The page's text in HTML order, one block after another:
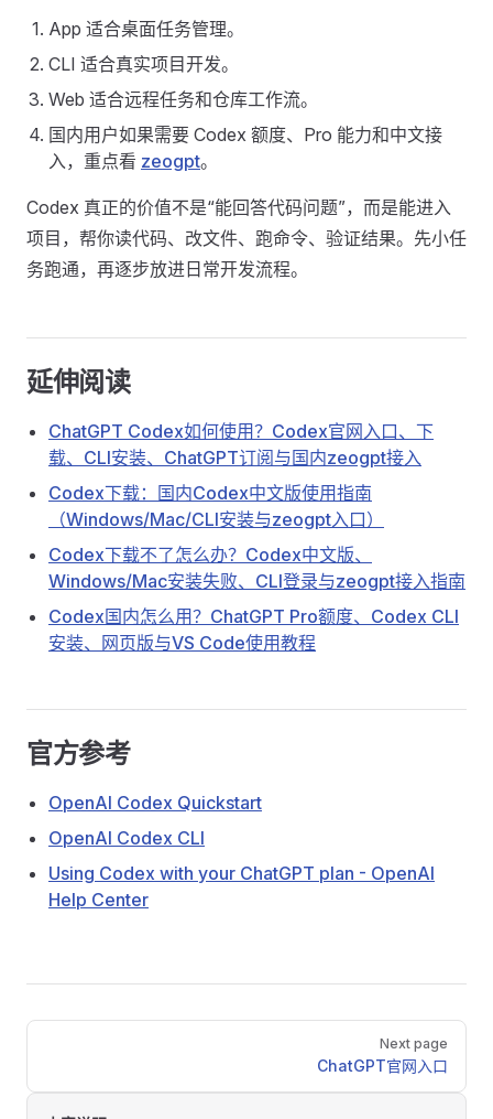
App 适合桌面任务管理。
CLI 适合真实项目开发。
Web 适合远程任务和仓库工作流。
国内用户如果需要 Codex 额度、Pro 能力和中文接
入，重点看 zeogpt。
Codex 真正的价值不是“能回答代码问题”，而是能进入
项目，帮你读代码、改文件、跑命令、验证结果。先小任
务跑通，再逐步放进日常开发流程。
延伸阅读
ChatGPT Codex如何使用？Codex官网入口、下
载、CLI安装、ChatGPT订阅与国内zeogpt接入
Codex下载：国内Codex中文版使用指南
（Windows/Mac/CLI安装与zeogpt入口）
Codex下载不了怎么办？Codex中文版、
Windows/Mac安装失败、CLI登录与zeogpt接入指南
Codex国内怎么用？ChatGPT Pro额度、Codex CLI
安装、网页版与VS Code使用教程
官方参考
OpenAI Codex Quickstart
OpenAI Codex CLI
Using Codex with your ChatGPT plan - OpenAI
Help Center
Pager
Next page
ChatGPT官网入口